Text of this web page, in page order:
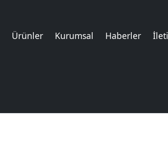
Ürünler Kurumsal Haberler